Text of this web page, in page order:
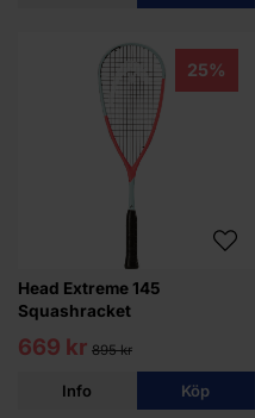
25%
Head Extreme 145
Squashracket
669 kr 895 kr
Info Köp